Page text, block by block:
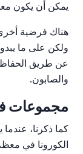
يمكن أن يكون
هناك فرضية
ولكن على ما يبدو
عن طريق الحفاظ
والصابون.
مجموعات
كما ذكرنا، عندما
الكورونا في